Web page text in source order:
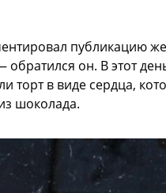
публикацию
он. В этот
торт в виде сердца,
шоколада.